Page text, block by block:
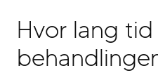
Hvor lang